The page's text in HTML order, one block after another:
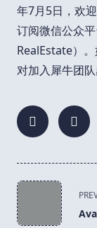
年7月5日，欢
订阅微信公众
RealEstate）
对加入犀牛团
<span
class="nav-
subtitle